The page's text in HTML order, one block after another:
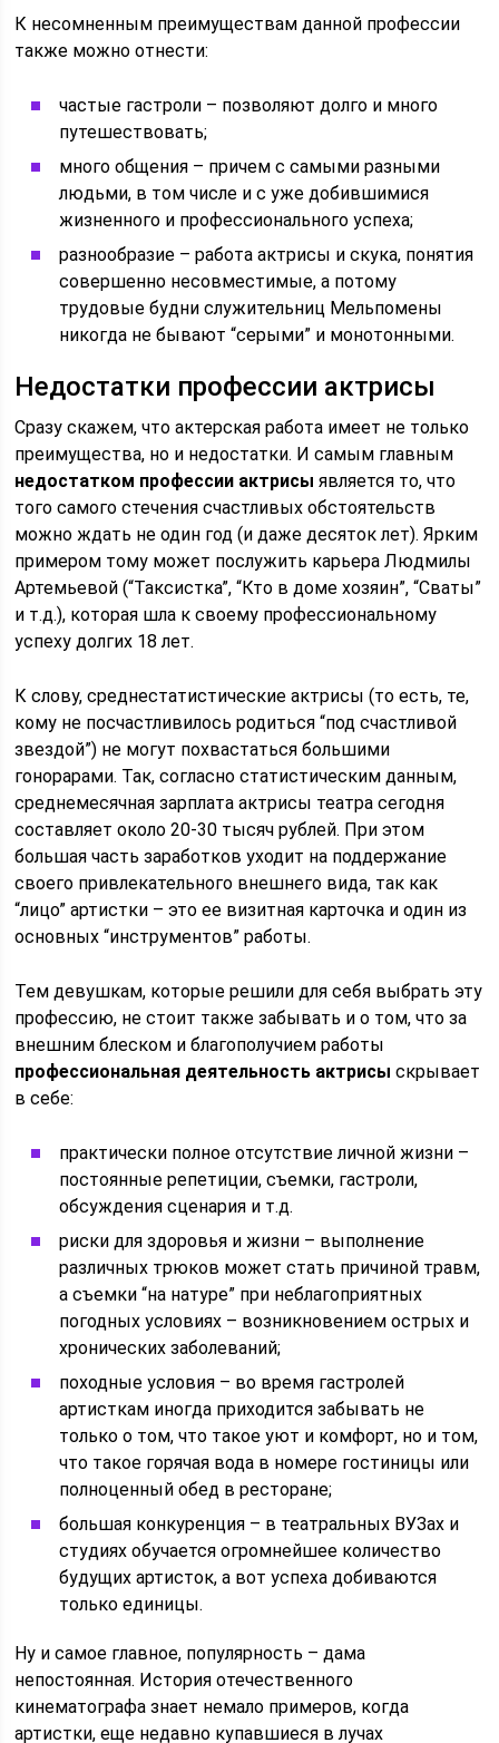
К несомненным преимуществам данной профессии
также можно отнести:
частые гастроли – позволяют долго и много
путешествовать;
много общения – причем с самыми разными
людьми, в том числе и с уже добившимися
жизненного и профессионального успеха;
разнообразие – работа актрисы и скука, понятия
совершенно несовместимые, а потому
трудовые будни служительниц Мельпомены
никогда не бывают “серыми” и монотонными.
Недостатки профессии актрисы
Сразу скажем, что актерская работа имеет не только
преимущества, но и недостатки. И самым главным
недостатком профессии актрисы является то, что
того самого стечения счастливых обстоятельств
можно ждать не один год (и даже десяток лет). Ярким
примером тому может послужить карьера Людмилы
Артемьевой (“Таксистка”, “Кто в доме хозяин”, “Сваты”
и т.д.), которая шла к своему профессиональному
успеху долгих 18 лет.
К слову, среднестатистические актрисы (то есть, те,
кому не посчастливилось родиться “под счастливой
звездой”) не могут похвастаться большими
гонорарами. Так, согласно статистическим данным,
среднемесячная зарплата актрисы театра сегодня
составляет около 20-30 тысяч рублей. При этом
большая часть заработков уходит на поддержание
своего привлекательного внешнего вида, так как
“лицо” артистки – это ее визитная карточка и один из
основных “инструментов” работы.
Тем девушкам, которые решили для себя выбрать эту
профессию, не стоит также забывать и о том, что за
внешним блеском и благополучием работы
профессиональная деятельность актрисы скрывает
в себе:
практически полное отсутствие личной жизни –
постоянные репетиции, съемки, гастроли,
обсуждения сценария и т.д.
риски для здоровья и жизни – выполнение
различных трюков может стать причиной травм,
а съемки “на натуре” при неблагоприятных
погодных условиях – возникновением острых и
хронических заболеваний;
походные условия – во время гастролей
артисткам иногда приходится забывать не
только о том, что такое уют и комфорт, но и том,
что такое горячая вода в номере гостиницы или
полноценный обед в ресторане;
большая конкуренция – в театральных ВУЗах и
студиях обучается огромнейшее количество
будущих артисток, а вот успеха добиваются
только единицы.
Ну и самое главное, популярность – дама
непостоянная. История отечественного
кинематографа знает немало примеров, когда
артистки, еще недавно купавшиеся в лучах